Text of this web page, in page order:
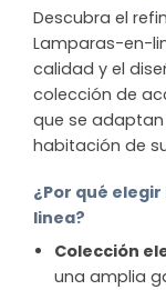
Descubra el
Lamparas-en-
calidad y el
colección de
que se
habitación de
¿Por qué
linea?
Colección
una amplia